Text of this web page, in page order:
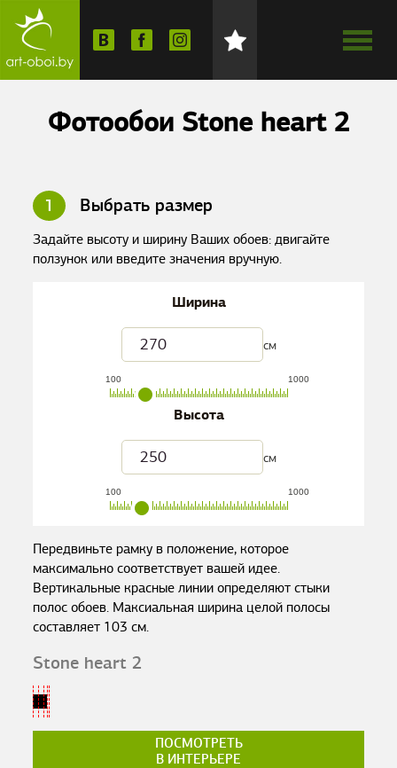
Фотообои Stone heart 2
1 Выбрать размер
Задайте высоту и ширину Ваших обоев: двигайте
ползунок или введите значения вручную.
Ширина
см
100 1000
Высота
см
100 1000
Передвиньте рамку в положение, которое
максимально соответствует вашей идее.
Вертикальные красные линии определяют стыки
полос обоев. Максиальная ширина целой полосы
составляет 103 см.
Stone heart 2
ПОСМОТРЕТЬ
В ИНТЕРЬЕРЕ